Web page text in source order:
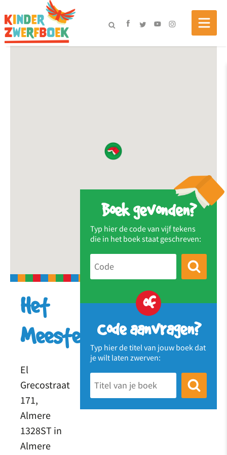
Boek gevonden?
Typ hier de code van vijf tekens
die in het boek staat geschreven:
of
Code aanvragen?
Typ hier de titel van jouw boek dat
je wilt laten zwerven:
Het
Meesterwerk
El
Grecostraat
171,
Almere
1328ST in
Almere